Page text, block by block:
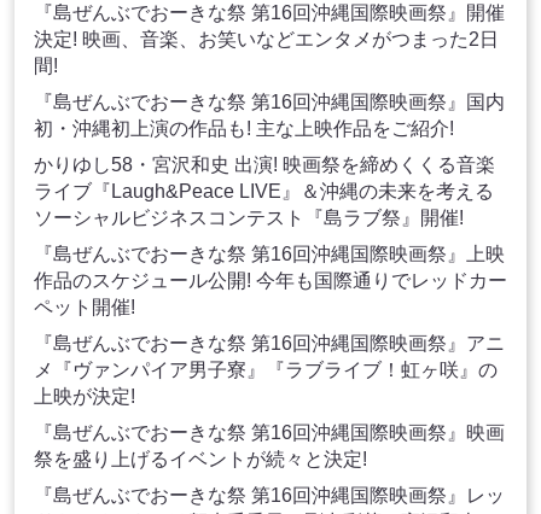
『島ぜんぶでおーきな祭 第16回沖縄国際映画祭』開催
決定! 映画、音楽、お笑いなどエンタメがつまった2日
間!
『島ぜんぶでおーきな祭 第16回沖縄国際映画祭』国内
初・沖縄初上演の作品も! 主な上映作品をご紹介!
かりゆし58・宮沢和史 出演! 映画祭を締めくくる音楽
ライブ『Laugh&Peace LIVE』＆沖縄の未来を考える
ソーシャルビジネスコンテスト『島ラブ祭』開催!
『島ぜんぶでおーきな祭 第16回沖縄国際映画祭』上映
作品のスケジュール公開! 今年も国際通りでレッドカー
ペット開催!
『島ぜんぶでおーきな祭 第16回沖縄国際映画祭』アニ
メ『ヴァンパイア男子寮』『ラブライブ！虹ヶ咲』の
上映が決定!
『島ぜんぶでおーきな祭 第16回沖縄国際映画祭』映画
祭を盛り上げるイベントが続々と決定!
『島ぜんぶでおーきな祭 第16回沖縄国際映画祭』レッ